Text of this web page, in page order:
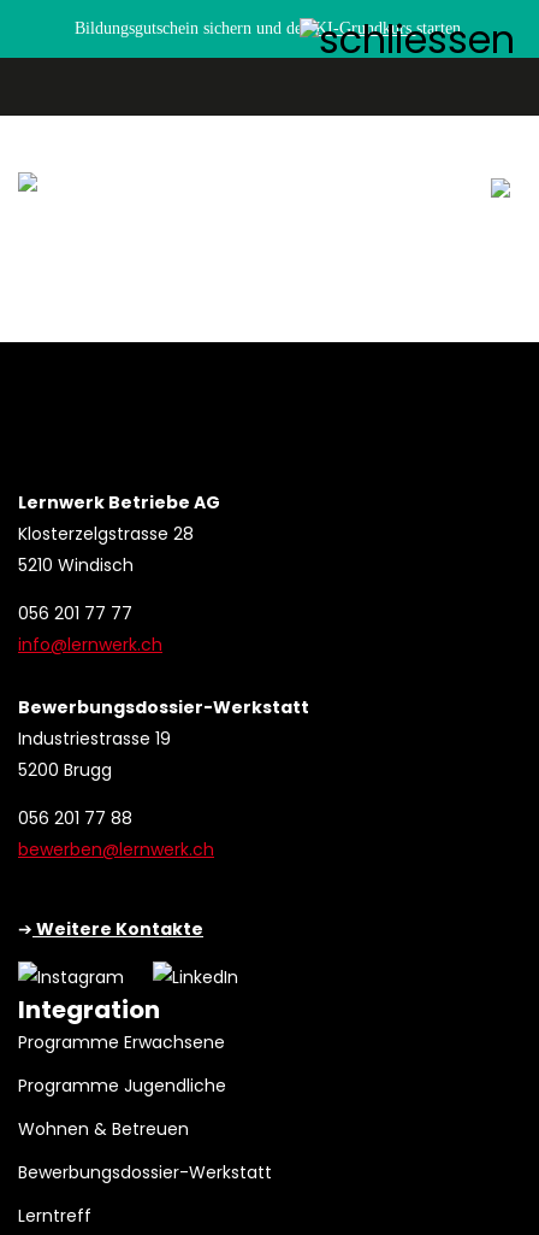
Bildungsgutschein sichern und denKI-Grundkursstarten.
Lernwerk Betriebe AG
Klosterzelgstrasse 28
5210 Windisch
056 201 77 77
info@lernwerk.ch
Bewerbungsdossier-Werkstatt
Industriestrasse 19
5200 Brugg
056 201 77 88
bewerben@lernwerk.ch
➔ Weitere Kontakte
Integration
Programme Erwachsene
Programme Jugendliche
Wohnen & Betreuen
Bewerbungsdossier-Werkstatt
Lerntreff